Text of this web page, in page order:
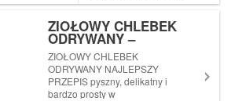
ZIOŁOWY CHLEBEK
ODRYWANY –
NAJLEPSZY PRZEPIS
ZIOŁOWY CHLEBEK
ODRYWANY NAJLEPSZY
PRZEPIS pyszny, delikatny i
bardzo prosty w